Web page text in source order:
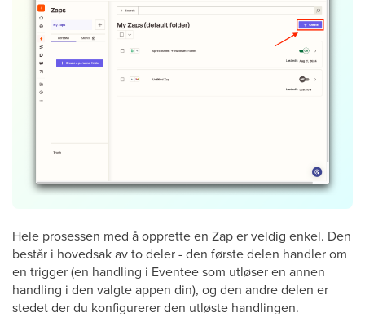
Hele prosessen med å opprette en Zap er veldig enkel. Den
består i hovedsak av to deler - den første delen handler om
en trigger (en handling i Eventee som utløser en annen
handling i den valgte appen din), og den andre delen er
stedet der du konfigurerer den utløste handlingen.